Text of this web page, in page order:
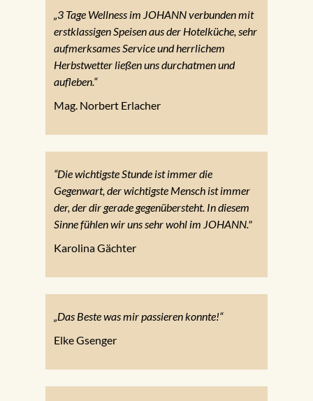
„3 Tage Wellness im JOHANN verbunden mit
erstklassigen Speisen aus der Hotelküche, sehr
aufmerksames Service und herrlichem
Herbstwetter ließen uns durchatmen und
aufleben.“
Mag. Norbert Erlacher
“Die wichtigste Stunde ist immer die
Gegenwart, der wichtigste Mensch ist immer
der, der dir gerade gegenübersteht. In diesem
Sinne fühlen wir uns sehr wohl im JOHANN."
Karolina Gächter
„Das Beste was mir passieren konnte!“
Elke Gsenger